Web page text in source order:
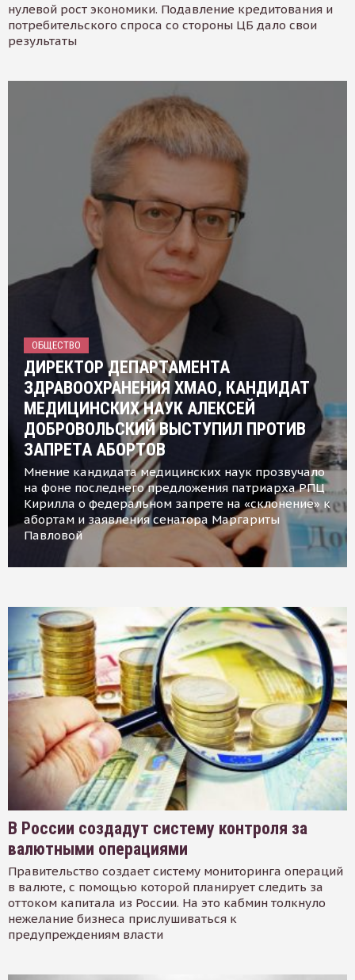
нулевой рост экономики. Подавление кредитования и
потребительского спроса со стороны ЦБ дало свои
результаты
ОБЩЕСТВО
ДИРЕКТОР ДЕПАРТАМЕНТА
ЗДРАВООХРАНЕНИЯ ХМАО, КАНДИДАТ
МЕДИЦИНСКИХ НАУК АЛЕКСЕЙ
ДОБРОВОЛЬСКИЙ ВЫСТУПИЛ ПРОТИВ
ЗАПРЕТА АБОРТОВ
Мнение кандидата медицинских наук прозвучало
на фоне последнего предложения патриарха РПЦ
Кирилла о федеральном запрете на «склонение» к
абортам и заявления сенатора Маргариты
Павловой
В России создадут систему контроля за
валютными операциями
Правительство создает систему мониторинга операций
в валюте, с помощью которой планирует следить за
оттоком капитала из России. На это кабмин толкнуло
нежелание бизнеса прислушиваться к
предупреждениям власти